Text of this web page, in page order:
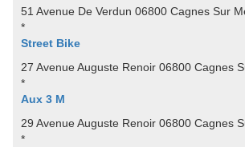
51 Avenue De Verdun 06800 Cagnes Sur
*
Street Bike
27 Avenue Auguste Renoir 06800 Cagnes
*
Aux 3 M
29 Avenue Auguste Renoir 06800 Cagnes
*